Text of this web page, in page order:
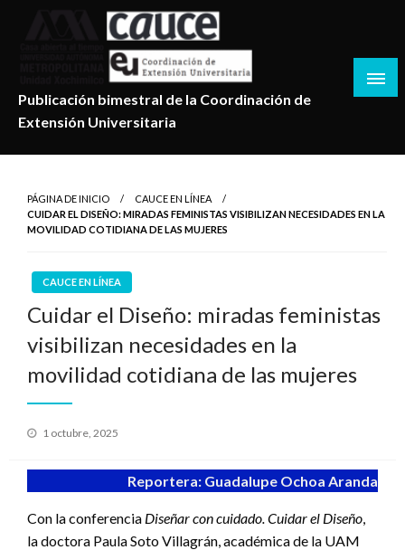
Publicación bimestral de la Coordinación de
Extensión Universitaria
PÁGINA DE INICIO
CAUCE EN LÍNEA
CUIDAR EL DISEÑO: MIRADAS FEMINISTAS VISIBILIZAN NECESIDADES EN LA
MOVILIDAD COTIDIANA DE LAS MUJERES
CAUCE EN LÍNEA
Cuidar el Diseño: miradas feministas
visibilizan necesidades en la
movilidad cotidiana de las mujeres
Publicado
1 octubre, 2025
Reportera: Guadalupe Ochoa Aranda
Con la conferencia Diseñar con cuidado. Cuidar el Diseño
la doctora Paula Soto Villagrán, académica de la UAM